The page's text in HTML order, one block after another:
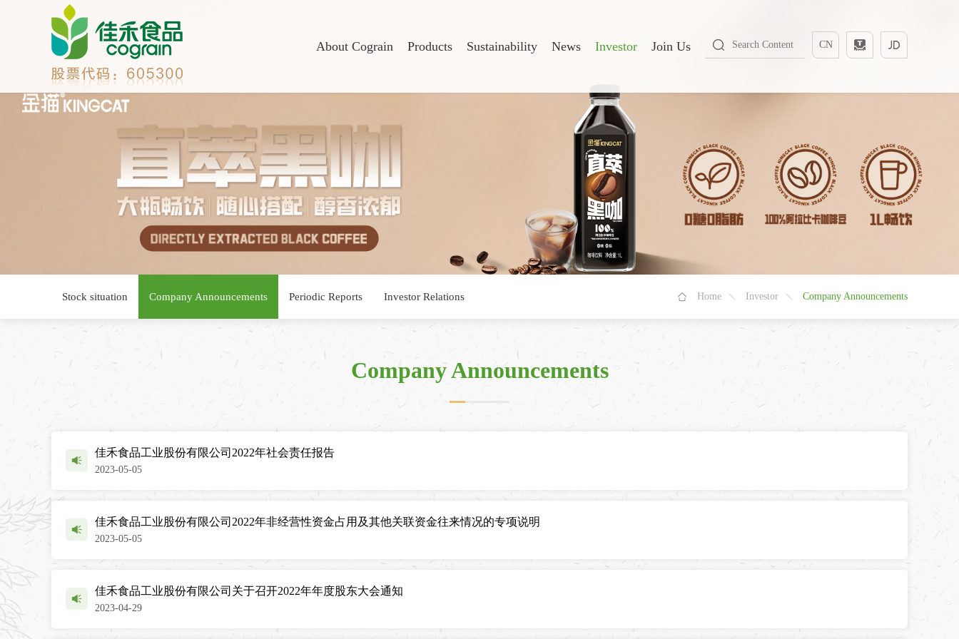
CN
About Cograin Products Sustainability News Investor Join Us
Stock situation Company Announcements Periodic Reports Investor Relations Home Investor Company Announcements
Company Announcements
佳禾食品工业股份有限公司2022年社会责任报告
2023-05-05
佳禾食品工业股份有限公司2022年非经营性资金占用及其他关联资金往来情况的专项说明
2023-05-05
佳禾食品工业股份有限公司关于召开2022年年度股东大会通知
2023-04-29